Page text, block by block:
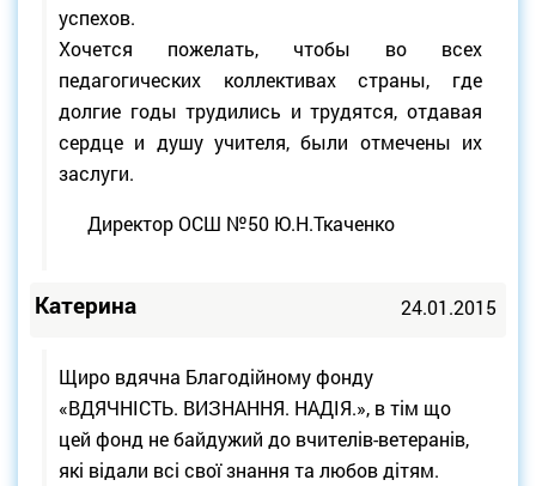
успехов.
Хочется пожелать, чтобы во всех
педагогических коллективах страны, где
долгие годы трудились и трудятся, отдавая
сердце и душу учителя, были отмечены их
заслуги.
Директор ОСШ №50 Ю.Н.Ткаченко
Катерина 24.01.2015
Щиро вдячна Благодійному фонду
«ВДЯЧНІСТЬ. ВИЗНАННЯ. НАДІЯ.», в тім що
цей фонд не байдужий до вчителів-ветеранів,
які відали всі свої знання та любов дітям.